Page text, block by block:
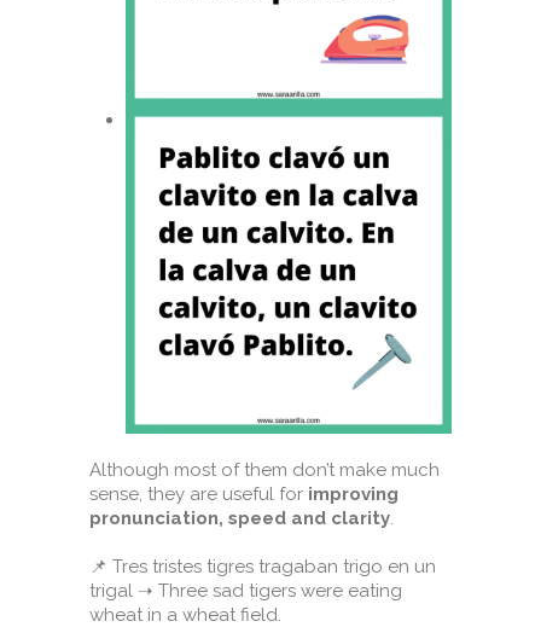
Although most of them don’t make much
sense, they are useful for improving
pronunciation, speed and clarity. ⁣
📌 Tres tristes tigres tragaban trigo en un
trigal ➝ Three sad tigers were eating
wheat in a wheat field.⁣